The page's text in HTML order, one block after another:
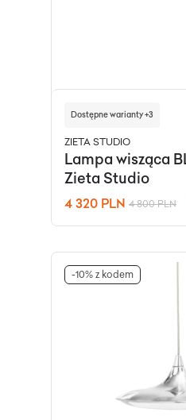
Dostępne warianty +3
ZIETA STUDIO
Lampa wisząca
Zieta Studio
4 320 PLN 4 800 PLN
-10% z kodem